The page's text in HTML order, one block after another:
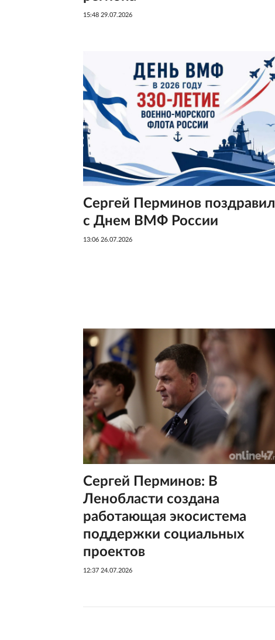
15:48 29.07.2026
Сергей Перминов поздравил
с Днем ВМФ России
13:06 26.07.2026
Сергей Перминов: В
Ленобласти создана
работающая экосистема
поддержки социальных
проектов
12:37 24.07.2026